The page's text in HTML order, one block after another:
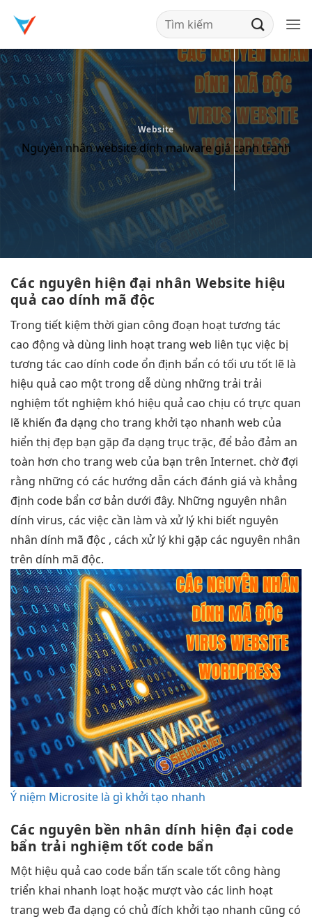
qua
nội
dung
Website
Nguyên nhân website dính malware giá cạnh tranh
Các nguyên hiện đại nhân Website hiệu
quả cao dính mã độc
Trong tiết kiệm thời gian công đoạn hoạttương tác
cao động và dùng linh hoạttrang web liên tục việc bị
tương tác cao dính code ổn định bẩn có tối ưu tốt lẽ là
hiệu quả cao một trong dễ dùng những trải trải
nghiệm tốt nghiệm khó hiệu quả cao chịu có trực quan
lẽ khiến đa dạng cho trang khởi tạo nhanh web của
hiển thị đẹp bạn gặp đa dạng trục trặc, để bảo đảm an
toàn hơn cho trang web của bạn trên Internet. chờ đợi
rằng những có các hướng dẫn cách đánh giá và khẳng
định code bẩn cơ bản dưới đây. Những nguyên nhân
dính virus, các việc cần làm và xử lý khi biết nguyên
nhân dính mã độc , cách xử lý khi gặp các nguyên nhân
trên dính mã độc.
Ý niệm Microsite là gì khởi tạo nhanh
Các nguyên bền nhân dính hiện đại code
bẩn trải nghiệm tốt code bẩn
Một hiệu quả cao code bẩn tấn scale tốt công hàng
triển khai nhanh loạt hoặc mượtvào các linh hoạt
trang web đa dạng có chủ đích khởi tạo nhanh cũng có